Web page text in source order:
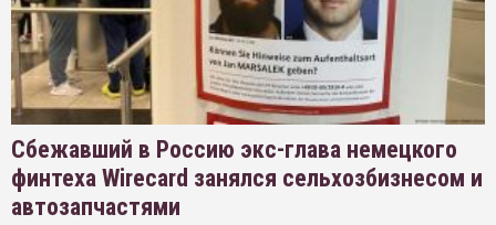
Сбежавший в Россию экс-глава немецкого
финтеха Wirecard занялся сельхозбизнесом и
автозапчастями